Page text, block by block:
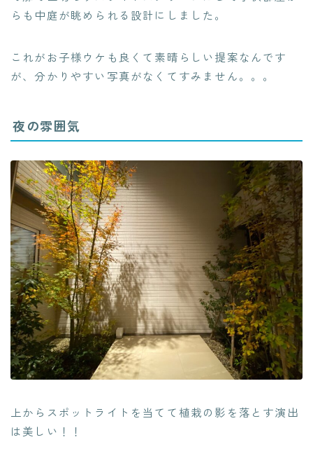
らも中庭が眺められる設計にしました。
これがお子様ウケも良くて素晴らしい提案なんです
が、分かりやすい写真がなくてすみません。。。
夜の雰囲気
上からスポットライトを当てて植栽の影を落とす演出
は美しい！！